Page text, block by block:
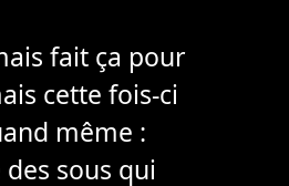
fait ça pour
cette fois-ci
même :
des sous qui